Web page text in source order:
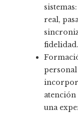
real,
fidelidad.
una